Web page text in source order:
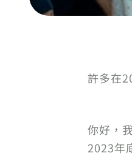
許多在
你好，
2023年